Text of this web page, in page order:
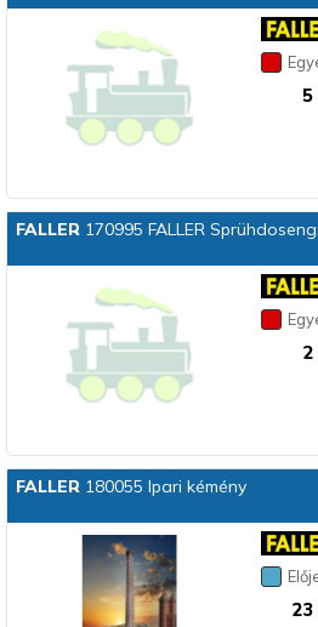
5
FALLER170995 FALLER
2
FALLER180055 Ipari kémény